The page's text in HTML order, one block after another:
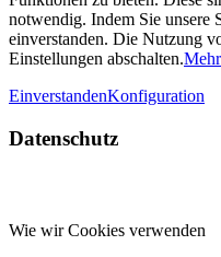
notwendig. Indem Sie unsere
einverstanden. Die Nutzung
Einstellungen abschalten.
EinverstandenKonfiguration
Datenschutz
Wie wir Cookies verwenden